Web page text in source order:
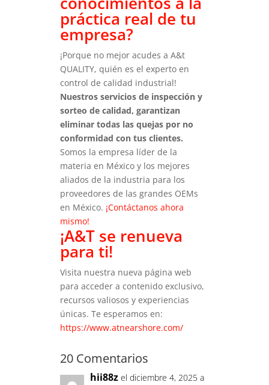
práctica real de tu
empresa?
¡Porque no mejor acudes a A&t
QUALITY, quién es el experto en
control de calidad industrial!
Nuestros servicios de inspección y
sorteo de calidad, garantizan
eliminar todas las quejas por no
conformidad con tus clientes.
Somos la empresa líder de la
materia en México y los mejores
aliados de la industria para los
proveedores de las grandes OEMs
en México. ¡Contáctanos ahora
mismo!
¡A&T se renueva
para ti!
Visita nuestra nueva página web
para acceder a contenido exclusivo,
recursos valiosos y experiencias
únicas. Te esperamos en:
https://www.atnearshore.com/
20 Comentarios
hii88z el diciembre 4, 2025 a